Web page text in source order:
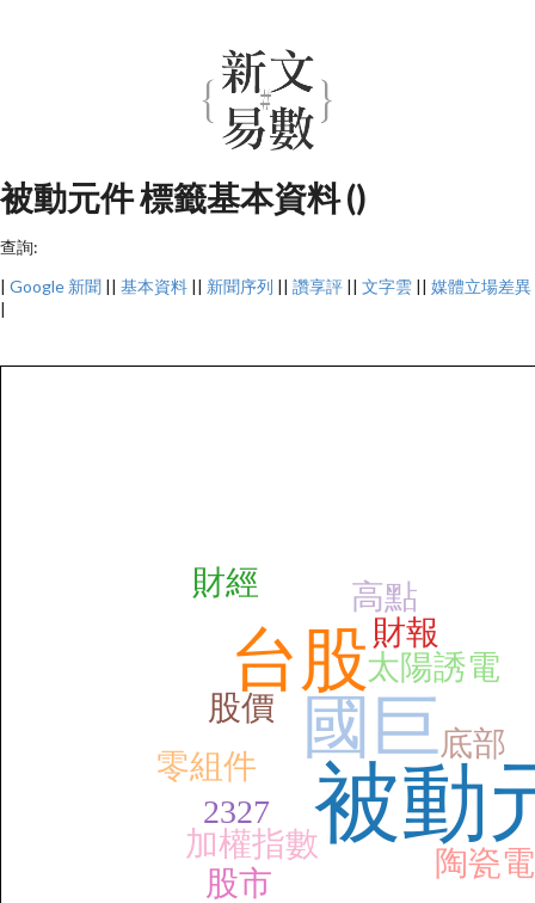
被動元件 標籤基本資料 ()
查詢:
| Google 新聞 || 基本資料 || 新聞序列 || 讚享評 || 文字雲 || 媒體立場差異
|
被動
國巨
台股
零組件
財經
太陽誘電
財報
陶瓷
2327
高點
股價
底部
股市
加權指數